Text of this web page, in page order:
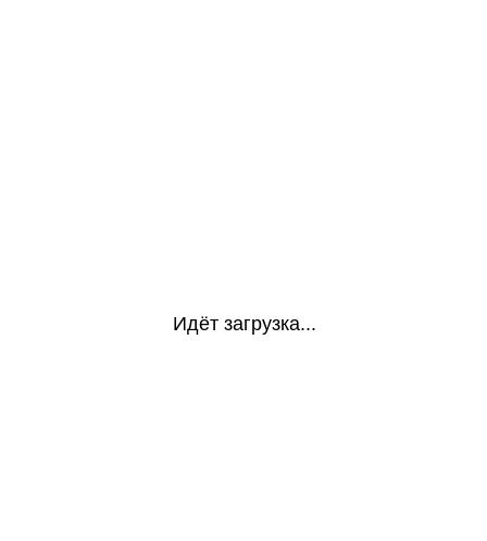
Идёт загрузка...